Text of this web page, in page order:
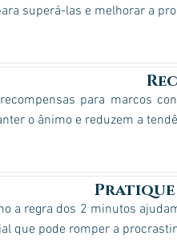
superá-las e melhorar a
para marcos
o ânimo e reduzem a
a regra dos 2 minutos
que pode romper a